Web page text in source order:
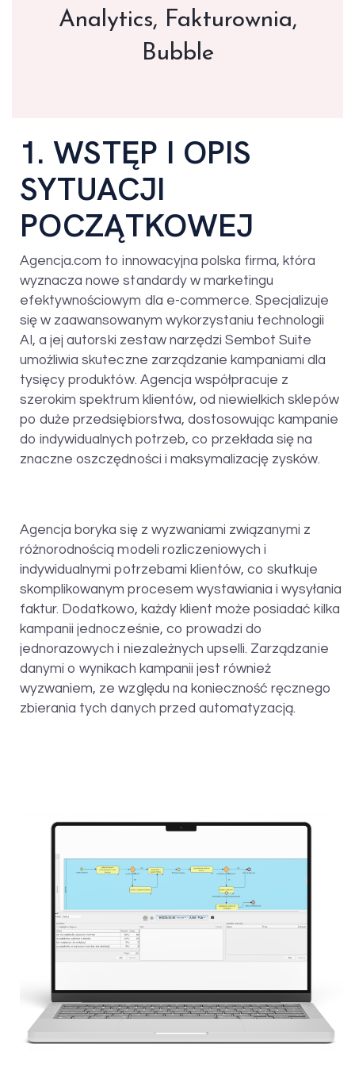
Analytics, Fakturownia,
Bubble
1. WSTĘP I OPIS
SYTUACJI
POCZĄTKOWEJ
Agencja.com to innowacyjna polska firma, która
wyznacza nowe standardy w marketingu
efektywnościowym dla e-commerce. Specjalizuje
się w zaawansowanym wykorzystaniu technologii
AI, a jej autorski zestaw narzędzi Sembot Suite
umożliwia skuteczne zarządzanie kampaniami dla
tysięcy produktów. Agencja współpracuje z
szerokim spektrum klientów, od niewielkich sklepów
po duże przedsiębiorstwa, dostosowując kampanie
do indywidualnych potrzeb, co przekłada się na
znaczne oszczędności i maksymalizację zysków.
Agencja boryka się z wyzwaniami związanymi z
różnorodnością modeli rozliczeniowych i
indywidualnymi potrzebami klientów, co skutkuje
skomplikowanym procesem wystawiania i wysyłania
faktur. Dodatkowo, każdy klient może posiadać kilka
kampanii jednocześnie, co prowadzi do
jednorazowych i niezależnych upselli. Zarządzanie
danymi o wynikach kampanii jest również
wyzwaniem, ze względu na konieczność ręcznego
zbierania tych danych przed automatyzacją.